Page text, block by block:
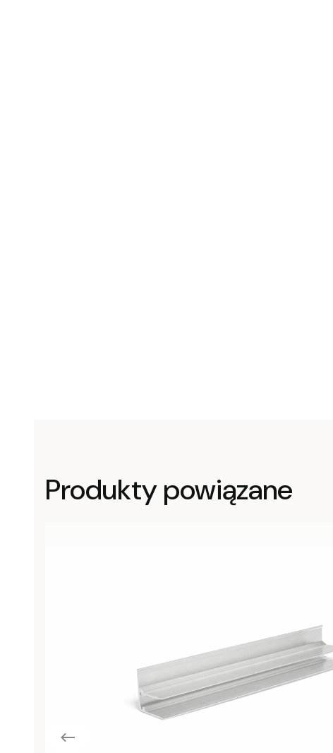
Produkty powiązane